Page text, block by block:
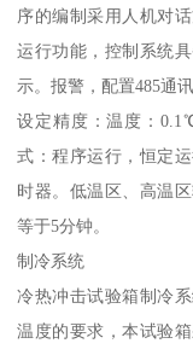
序的编制采用人机对
运行功能，控制系统
示。报警，配置485通
设定精度：温度：
式：程序运行，恒定
时器。低温区、高温
等于5分钟。
制冷系统
冷热冲击试验箱制冷
温度的要求，本试验